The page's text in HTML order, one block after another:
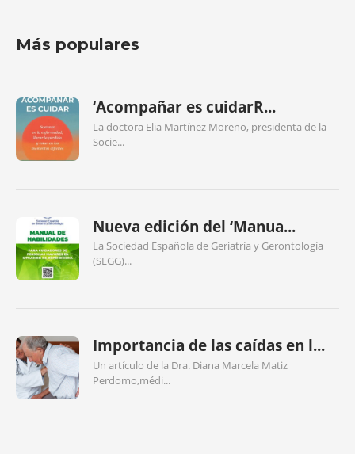
Más populares
‘Acompañar es cuidarR...
La doctora Elia Martínez Moreno, presidenta de la
Socie...
Nueva edición del ‘Manua...
La Sociedad Española de Geriatría y Gerontología
(SEGG)...
Importancia de las caídas en l...
Un artículo de la Dra. Diana Marcela Matiz
Perdomo,médi...